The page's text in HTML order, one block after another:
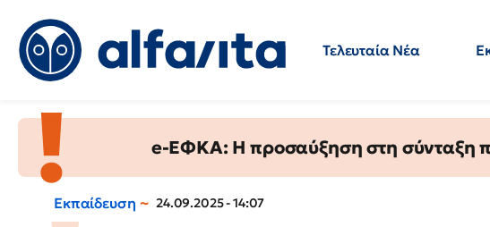
Τελευταία Νέα
e-ΕΦΚΑ: Η προσαύξηση στη σύνταξη
Εκπαίδευση 24.09.2025 - 14:07